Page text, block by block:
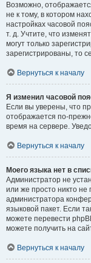
Возможно,
не к тому, в котором
настройках часовой
т. д. Учтите, что
могут только
зарегистрированы, то
Вернуться к началу
Я изменил часовой
Если вы уверены, что
отображается по-
время на сервере.
Вернуться к началу
Моего языка нет в
Администратор не
или же просто никто не
администратора
языковой пакет. Если
можете перевести
можете получить на
Вернуться к началу